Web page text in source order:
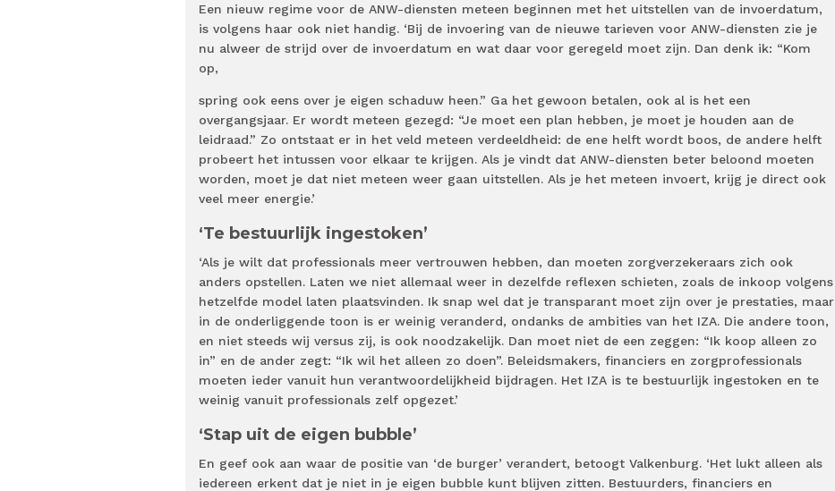
Een nieuw regime voor de ANW-diensten meteen beginnen met het uitstellen van de invoerdatum,
is volgens haar ook niet handig. ‘Bij de invoering van de nieuwe tarieven voor ANW-diensten zie je
nu alweer de strijd over de invoerdatum en wat daar voor geregeld moet zijn. Dan denk ik: “Kom
op,
spring ook eens over je eigen schaduw heen.” Ga het gewoon betalen, ook al is het een
overgangsjaar. Er wordt meteen gezegd: “Je moet een plan hebben, je moet je houden aan de
leidraad.” Zo ontstaat er in het veld meteen verdeeldheid: de ene helft wordt boos, de andere helft
probeert het intussen voor elkaar te krijgen. Als je vindt dat ANW-diensten beter beloond moeten
worden, moet je dat niet meteen weer gaan uitstellen. Als je het meteen invoert, krijg je direct ook
veel meer energie.’
‘Te bestuurlijk ingestoken’
‘Als je wilt dat professionals meer vertrouwen hebben, dan moeten zorgverzekeraars zich ook
anders opstellen. Laten we niet allemaal weer in dezelfde reflexen schieten, zoals de inkoop volgens
hetzelfde model laten plaatsvinden. Ik snap wel dat je transparant moet zijn over je prestaties, maar
in de onderliggende toon is er weinig veranderd, ondanks de ambities van het IZA. Die andere toon,
en niet steeds wij versus zij, is ook noodzakelijk. Dan moet niet de een zeggen: “Ik koop alleen zo
in” en de ander zegt: “Ik wil het alleen zo doen”. Beleidsmakers, financiers en zorgprofessionals
moeten ieder vanuit hun verantwoordelijkheid bijdragen. Het IZA is te bestuurlijk ingestoken en te
weinig vanuit professionals zelf opgezet.’
‘Stap uit de eigen bubble’
En geef ook aan waar de positie van ‘de burger’ verandert, betoogt Valkenburg. ‘Het lukt alleen als
iedereen erkent dat je niet in je eigen bubble kunt blijven zitten. Bestuurders, financiers en